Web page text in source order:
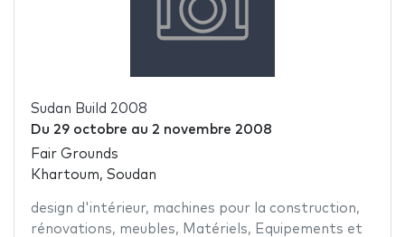
Sudan Build 2008
Du 29 octobre au 2 novembre 2008
Fair Grounds
Khartoum, Soudan
design d'intérieur, machines pour la construction,
rénovations, meubles, Matériels, Equipements et